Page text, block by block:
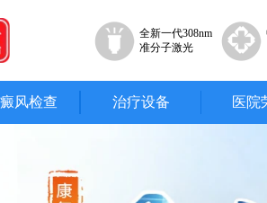
全新一代308nm
准分子激光
风检查 治疗设备 医院